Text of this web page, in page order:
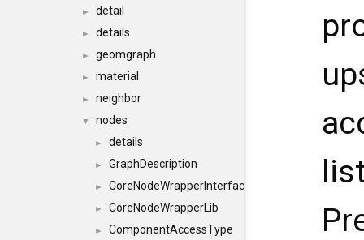
► detail
► details
► geomgraph
► material
► neighbor
▼ nodes
► details
► GraphDescription
► CoreNodeWrapperInterface
► CoreNodeWrapperLib
► ComponentAccessType